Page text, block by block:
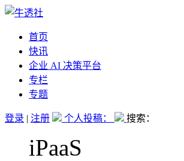
首页
快讯
企业 AI 决策平台
专栏
专题
登录 | 注册 个人投稿： 搜索：
iPaaS